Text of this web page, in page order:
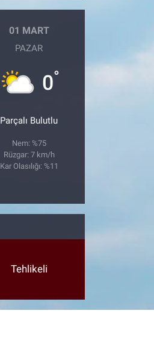
01 MART
PAZAR
0°
Parçalı Bulutlu
Nem: %75
Rüzgar: 7 km/h
Kar Olasılığı: %11
Tehlikeli